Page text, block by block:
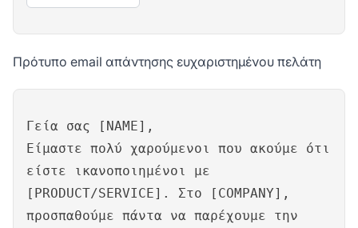
Πρότυπο email απάντησης ευχαριστημένου πελάτη
Γεία σας [NAME],
Είμαστε πολύ χαρούμενοι που ακούμε ότι
είστε ικανοποιημένοι με
[PRODUCT/SERVICE]. Στο [COMPANY],
προσπαθούμε πάντα να παρέχουμε την